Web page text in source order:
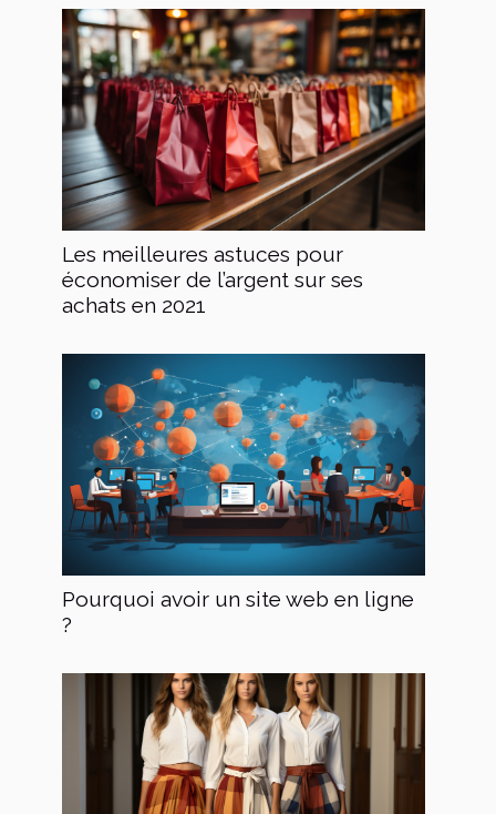
Les meilleures astuces pour
économiser de l’argent sur ses
achats en 2021
Pourquoi avoir un site web en ligne
?